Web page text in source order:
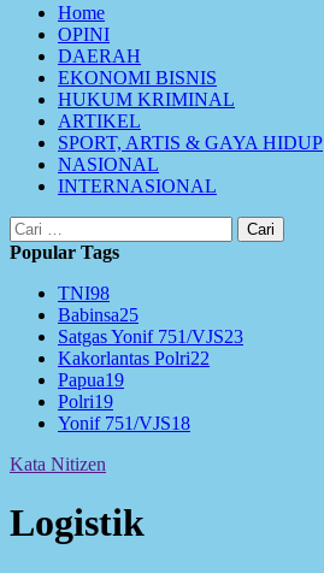
Primary
Menu
Home
OPINI
DAERAH
EKONOMI BISNIS
HUKUM KRIMINAL
ARTIKEL
SPORT, ARTIS & GAYA HIDUP
NASIONAL
INTERNASIONAL
Cari
untuk:
Popular Tags
TNI98
Babinsa25
Satgas Yonif 751/VJS23
Kakorlantas Polri22
Papua19
Polri19
Yonif 751/VJS18
Kata Nitizen
Logistik